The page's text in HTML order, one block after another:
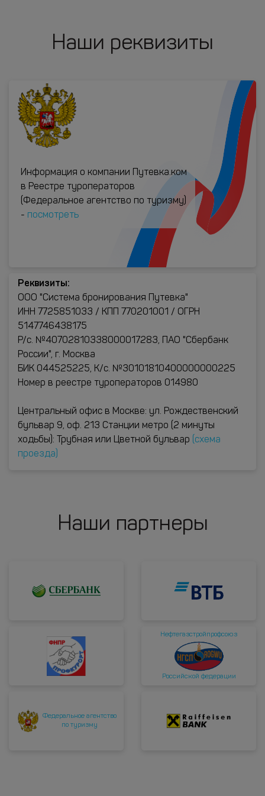
Наши реквизиты
Информация о компании Путевка.ком
в Реестре туроператоров
(Федеральное агентство по туризму)
- посмотреть
Реквизиты:
ООО "Система бронирования Путевка"
ИНН 7725851033 / КПП 770201001 / ОГРН
5147746438175
Р/с. №40702810338000017283, ПАО "Сбербанк
России", г. Москва
БИК 044525225, К/с. №30101810400000000225
Номер в реестре туроператоров 014980
Центральный офис в Москве: ул. Рождественский
бульвар 9, оф. 213 Станции метро (2 минуты
ходьбы): Трубная или Цветной бульвар
(схема
проезда)
Наши партнеры
Нефтегазстройпрофсоюз
Российской федерации
Федеральное агентство
по туризму